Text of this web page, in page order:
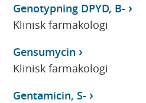
Genotypning DPYD, B-
Klinisk farmakologi
Gensumycin
Klinisk farmakologi
Gentamicin, S-